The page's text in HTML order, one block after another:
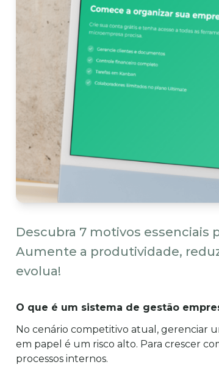
Descubra 7 motivos essenciais
Aumente a produtividade,
evolua!
O que é um sistema de gestão
No cenário competitivo atual, gerenciar
em papel é um risco alto. Para crescer
processos internos.